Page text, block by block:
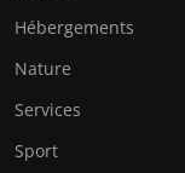
Hébergements
Nature
Services
Sport